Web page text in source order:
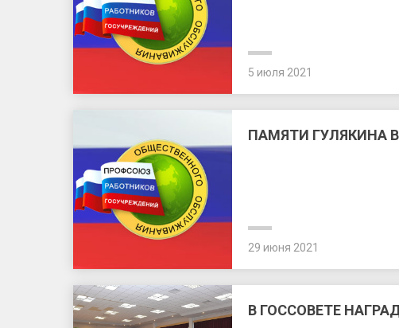
5 июля 2021
ПАМЯТИ ГУЛЯКИНА
29 июня 2021
В ГОССОВЕТЕ